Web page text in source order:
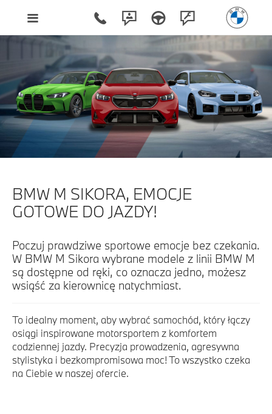
BMW M SIKORA, EMOCJE
GOTOWE DO JAZDY!
Poczuj prawdziwe sportowe emocje bez czekania.
W BMW M Sikora wybrane modele z linii BMW M
są dostępne od ręki, co oznacza jedno, możesz
wsiąść za kierownicę natychmiast.
To idealny moment, aby wybrać samochód, który łączy
osiągi inspirowane motorsportem z komfortem
codziennej jazdy. Precyzja prowadzenia, agresywna
stylistyka i bezkompromisowa moc! To wszystko czeka
na Ciebie w naszej ofercie.